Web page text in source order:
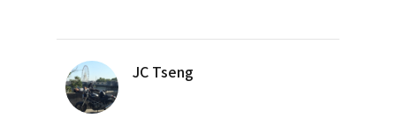
JC Tseng